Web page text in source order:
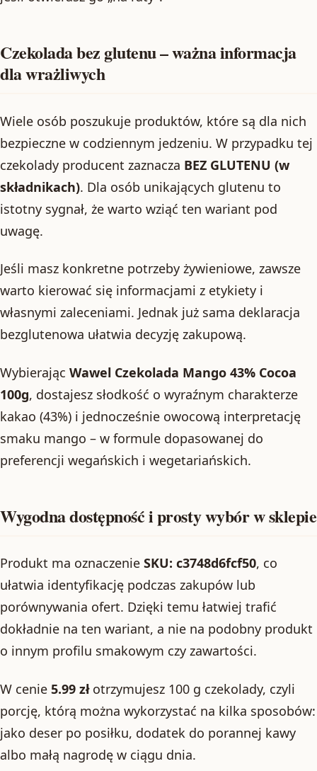
Czekolada bez glutenu – ważna informacja
dla wrażliwych
Wiele osób poszukuje produktów, które są dla nich
bezpieczne w codziennym jedzeniu. W przypadku tej
czekolady producent zaznacza BEZ GLUTENU (w
składnikach). Dla osób unikających glutenu to
istotny sygnał, że warto wziąć ten wariant pod
uwagę.
Jeśli masz konkretne potrzeby żywieniowe, zawsze
warto kierować się informacjami z etykiety i
własnymi zaleceniami. Jednak już sama deklaracja
bezglutenowa ułatwia decyzję zakupową.
Wybierając Wawel Czekolada Mango 43% Cocoa
100g, dostajesz słodkość o wyraźnym charakterze
kakao (43%) i jednocześnie owocową interpretację
smaku mango – w formule dopasowanej do
preferencji wegańskich i wegetariańskich.
Wygodna dostępność i prosty wybór w sklepie
Produkt ma oznaczenie SKU: c3748d6fcf50, co
ułatwia identyfikację podczas zakupów lub
porównywania ofert. Dzięki temu łatwiej trafić
dokładnie na ten wariant, a nie na podobny produkt
o innym profilu smakowym czy zawartości.
W cenie 5.99 złotrzymujesz 100 g czekolady, czyli
porcję, którą można wykorzystać na kilka sposobów:
jako deser po posiłku, dodatek do porannej kawy
albo małą nagrodę w ciągu dnia.